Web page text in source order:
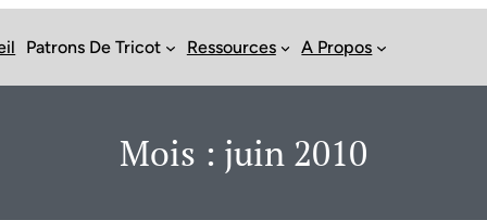
Patrons De Tricot Ressources A Propos
Mois : juin 2010